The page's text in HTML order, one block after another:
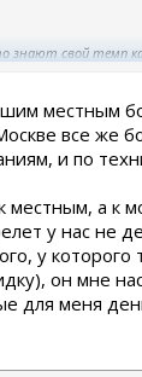
знают свой темп
местным
все же
и по
местным, а к
у нас не
у которого
он мне
для меня